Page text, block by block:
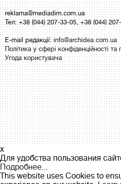
reklama@mediadim.com.ua
Тел: +38 (044) 207-33-05, +38 (044)
E-mail редакції:info@archidea.com.ua
Політика у сфері конфіденційності
Угода користувача
x
Для удобства пользования
Подробнее...
This website uses Cookies to